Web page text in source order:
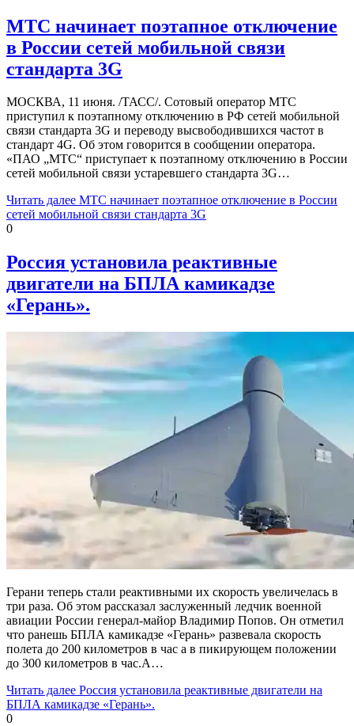
МТС начинает поэтапное отключение
в России сетей мобильной связи
стандарта 3G
МОСКВА, 11 июня. /ТАСС/. Сотовый оператор МТС
приступил к поэтапному отключению в РФ сетей мобильной
связи стандарта 3G и переводу высвободившихся частот в
стандарт 4G. Об этом говорится в сообщении оператора.
«ПАО „МТС“ приступает к поэтапному отключению в России
сетей мобильной связи устаревшего стандарта 3G…
Читать далее МТС начинает поэтапное отключение в России
сетей мобильной связи стандарта 3G
0
Россия установила реактивные
двигатели на БПЛА камикадзе
«Герань».
Герани теперь стали реактивными их скорость увеличелась в
три раза. Об этом рассказал заслуженный ледчик военной
авиации России генерал-майор Владимир Попов. Он отметил
что ранешь БПЛА камикадзе «Герань» развевала скорость
полета до 200 километров в час а в пикирующем положении
до 300 километров в час.А…
Читать далее Россия установила реактивные двигатели на
БПЛА камикадзе «Герань».
0